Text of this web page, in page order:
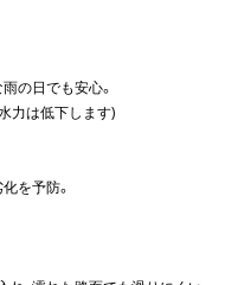
の日でも安心。
力は低下します)
を予防。